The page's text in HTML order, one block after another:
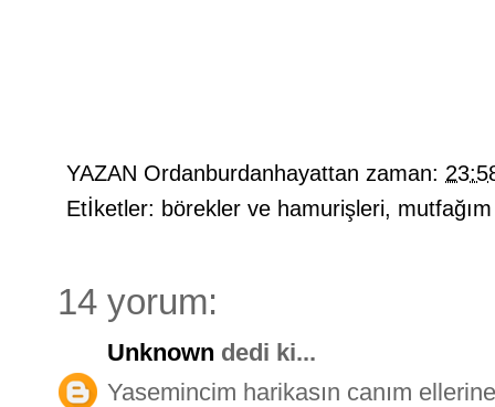
YAZAN Ordanburdanhayattan zaman:
Etİketler: börekler ve hamurişleri, mutfağım
14 yorum:
Unknown dedi ki...
Yasemincim harikasın canım ellerine